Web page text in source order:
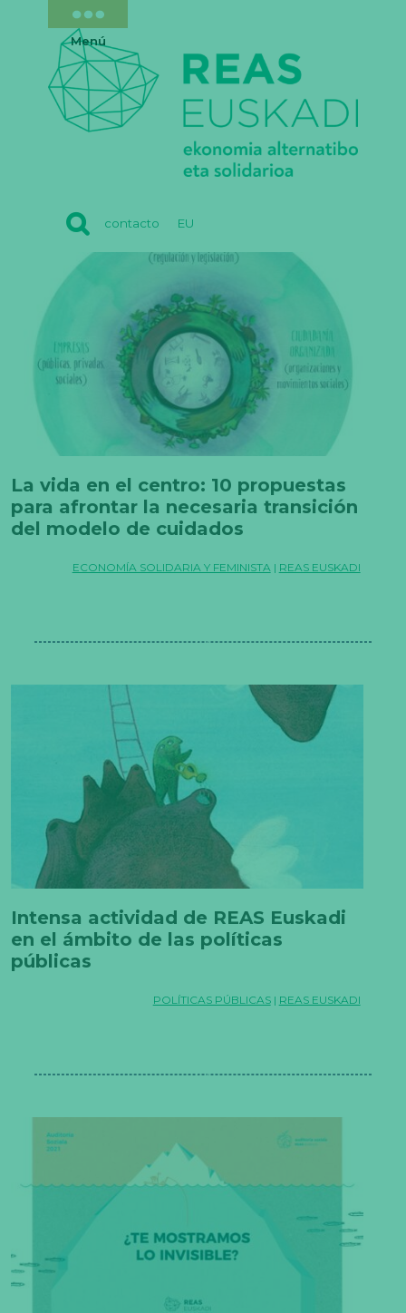
contacto EU
Menú
La vida en el centro: 10 propuestas
para afrontar la necesaria transición
del modelo de cuidados
ECONOMÍA SOLIDARIA Y FEMINISTA | REAS EUSKADI
Intensa actividad de REAS Euskadi
en el ámbito de las políticas
públicas
POLÍTICAS PÚBLICAS | REAS EUSKADI